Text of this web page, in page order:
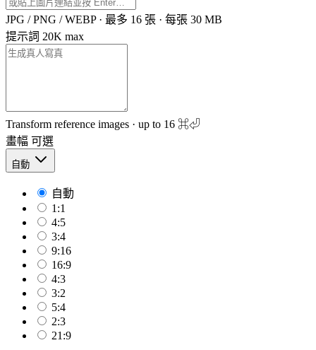
JPG / PNG / WEBP · 最多 16 張 · 每張 30 MB
提示詞 20K max
Transform reference images · up to 16 ⌘⏎
畫幅 可選
自動
自動
1:1
4:5
3:4
9:16
16:9
4:3
3:2
5:4
2:3
21:9